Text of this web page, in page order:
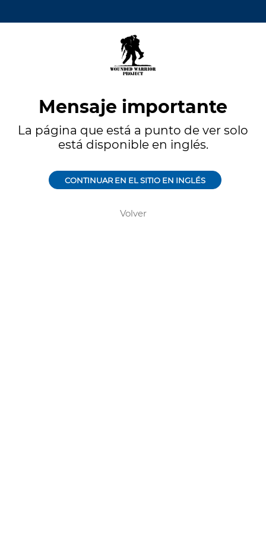
Mensaje importante
La página que está a punto de ver solo
está disponible en inglés.
CONTINUAR EN EL SITIO EN INGLÉS
Volver